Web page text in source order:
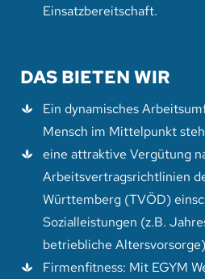
Einsatzbereitschaft.
DAS BIETEN WIR
Ein dynamisches
Mensch im Mittelpunkt
eine attraktive Vergütung
Arbeitsvertragsrichtlinien
Württemberg (TVÖD)
Sozialleistungen (z.B.
betriebliche Altersvorsorge)
Firmenfitness: Mit EGYM